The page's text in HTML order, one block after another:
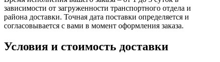
зависимости от загруженности транспортного отдела и
района доставки. Точная дата поставки определяется и
согласовывается с вами в момент оформления заказа.
Условия и стоимость доставки